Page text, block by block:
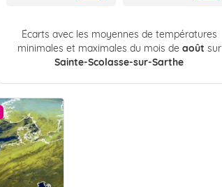
Écarts avec les moyennes de températures
minimales et maximales du mois de août sur
Sainte-Scolasse-sur-Sarthe